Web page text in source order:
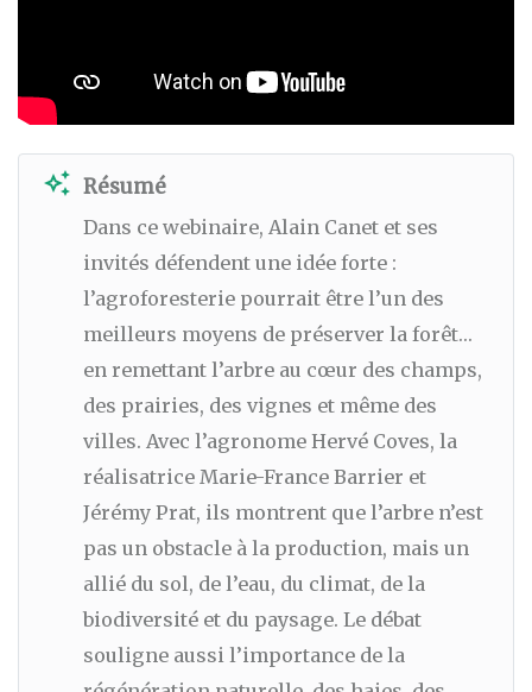
auto_awesome Résumé
Dans ce webinaire, Alain Canet et ses
invités défendent une idée forte :
l’agroforesterie pourrait être l’un des
meilleurs moyens de préserver la forêt…
en remettant l’arbre au cœur des champs,
des prairies, des vignes et même des
villes. Avec l’agronome Hervé Coves, la
réalisatrice Marie-France Barrier et
Jérémy Prat, ils montrent que l’arbre n’est
pas un obstacle à la production, mais un
allié du sol, de l’eau, du climat, de la
biodiversité et du paysage. Le débat
souligne aussi l’importance de la